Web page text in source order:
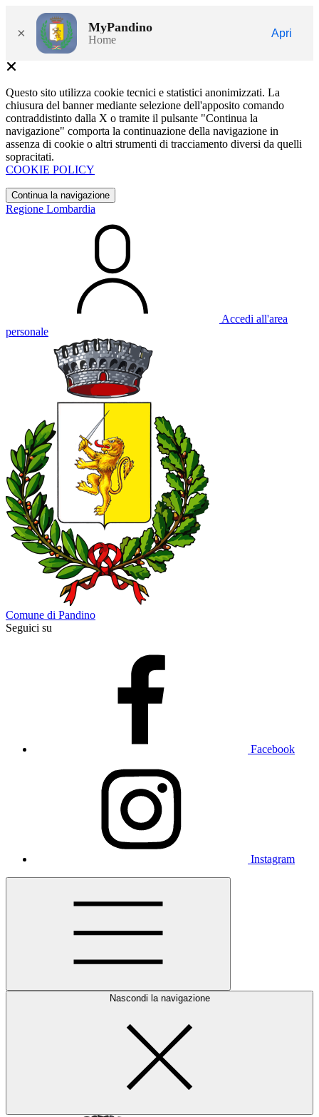
× MyPandino
Home
Apri
Questo sito utilizza cookie tecnici e statistici anonimizzati. La
chiusura del banner mediante selezione dell'apposito comando
contraddistinto dalla X o tramite il pulsante "Continua la
navigazione" comporta la continuazione della navigazione in
assenza di cookie o altri strumenti di tracciamento diversi da quelli
sopracitati.
COOKIE POLICY
Continua la navigazione
Regione Lombardia
Accedi all'area
personale
Comune di Pandino
Seguici su
Facebook
Instagram
Nascondi la navigazione